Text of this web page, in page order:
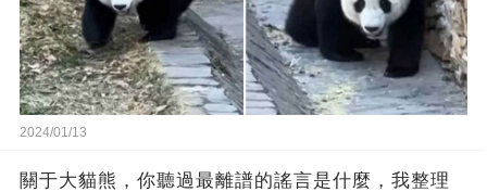
2024/01/13
關于大貓熊，你聽過最離譜的謠言是什麼，我整理